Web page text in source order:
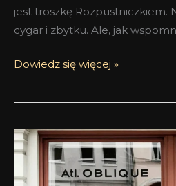
jest troszkę Rozpustniczkiem.
cygar i zbytku. Ale, jak
Dowiedz się więcej »
Atelier
Oblique
Closer